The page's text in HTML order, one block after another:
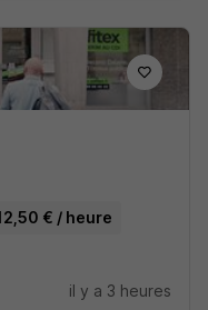
€ / heure
il y a 3 heures